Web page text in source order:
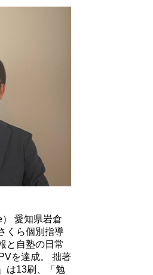
愛知県岩倉
くら個別指導
と自塾の日常
を達成。 拙著
は13刷、「勉